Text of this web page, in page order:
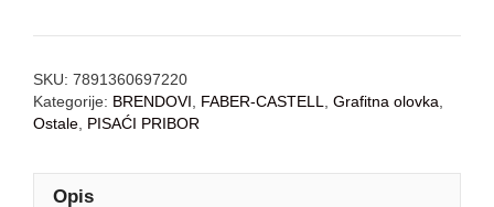
SKU: 7891360697220
Kategorije: BRENDOVI FABER-CASTELL Grafitna olovka
Ostale
PISAĆI PRIBOR
Opis